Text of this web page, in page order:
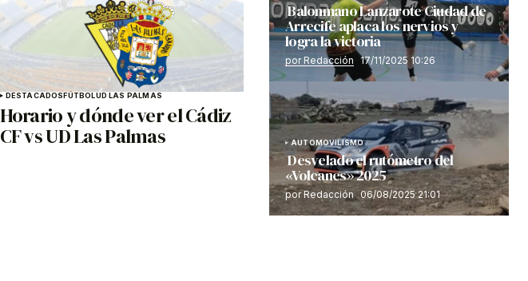
DESTACADOSFÚTBOLUD LAS PALMAS
Horario y dónde ver el Cádiz
CF vs UD Las Palmas
Balonmano Lanzarote Ciudad de
Arrecife aplaca los nervios y
logra la victoria
por Redacción 17/11/2025 10:26
AUTOMOVILISMO
Desvelado el rutómetro del
«Volcanes» 2025
por Redacción 06/08/2025 21:01